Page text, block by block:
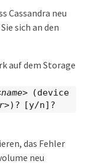
Cassandra neu
sich an den
auf dem Storage
(device
)? [y/n]?
das Fehler
neu